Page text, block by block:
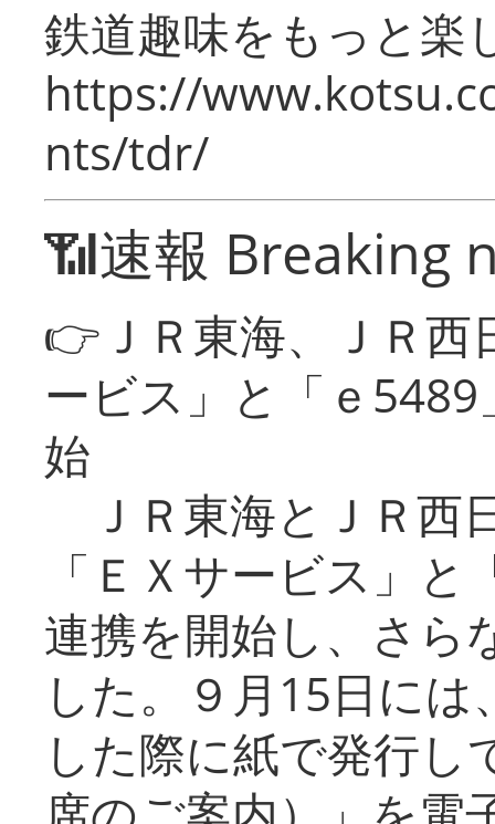
鉄道趣味をもっと楽
https://
nts/tdr/
📶速報 Breaking
👉ＪＲ東海、ＪＲ
ービス」と「ｅ
始
ＪＲ東海とＪＲ西
「ＥＸサービス」
連携を開始し、さら
した。９月15日に
した際に紙で発行し